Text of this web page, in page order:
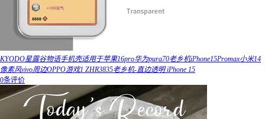
KYODO星露谷物语手机壳适用于苹果16pro华为pura70老乡机iPhone15Promax小米14
像素风vivo周边OPPO游戏1 ZHR3835老乡机-直边透明 iPhone 15
0条评价